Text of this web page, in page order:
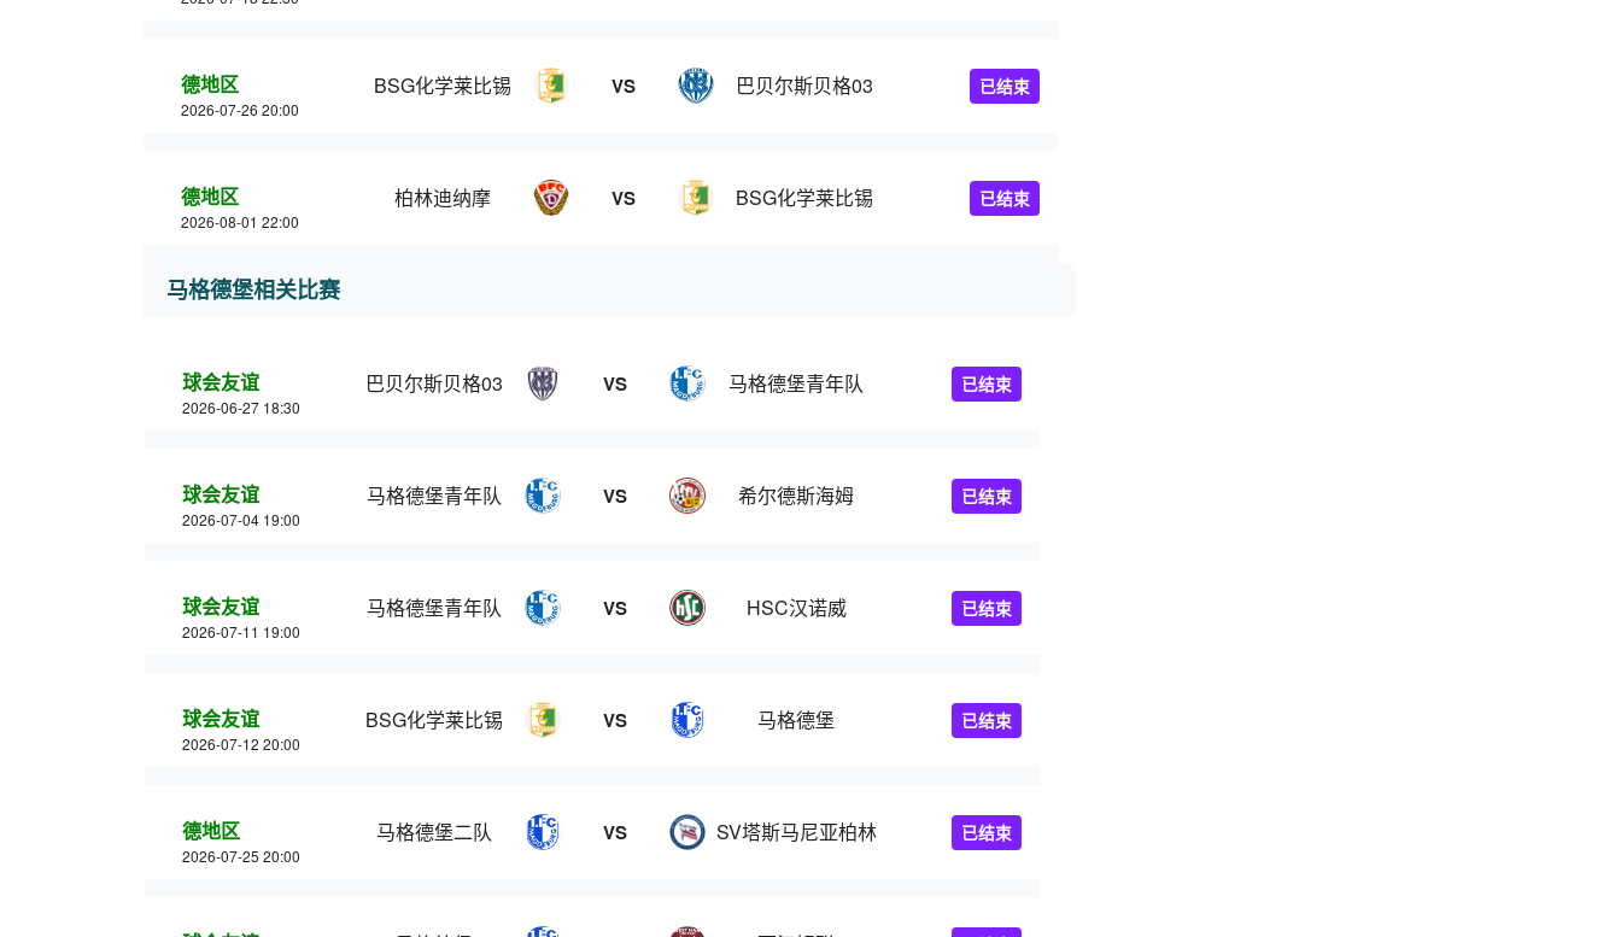
德地区
2026-07-26 20:00
BSG化学莱比锡 VS 巴贝尔斯贝格03 已结束
德地区
2026-08-01 22:00
柏林迪纳摩 VS BSG化学莱比锡 已结束
马格德堡相关比赛
球会友谊
2026-06-27 18:30
巴贝尔斯贝格03 VS 马格德堡青年队 已结束
球会友谊
2026-07-04 19:00
马格德堡青年队 VS 希尔德斯海姆 已结束
球会友谊
2026-07-11 19:00
马格德堡青年队 VS HSC汉诺威 已结束
球会友谊
2026-07-12 20:00
BSG化学莱比锡 VS 马格德堡 已结束
德地区
2026-07-25 20:00
马格德堡二队 VS SV塔斯马尼亚柏林 已结束